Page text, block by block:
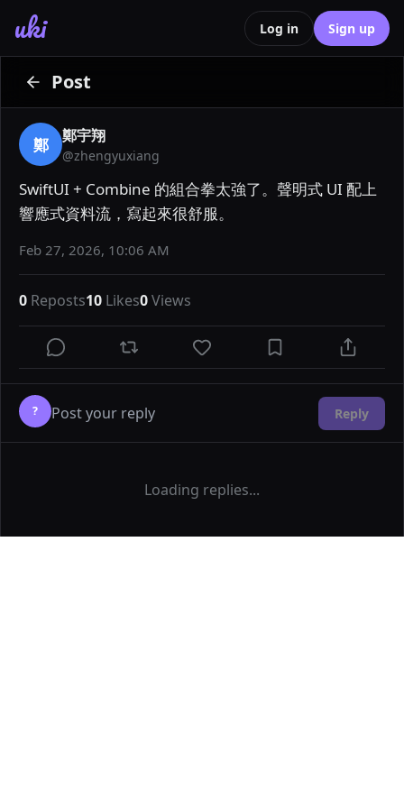
uki Log in Sign up
Post
鄭 鄭宇翔
@zhengyuxiang
SwiftUI + Combine 的組合拳太強了。聲明式 UI 配上
響應式資料流，寫起來很舒服。
Feb 27, 2026, 10:06 AM
0 Reposts10 Likes0Views
? Reply
Loading replies...